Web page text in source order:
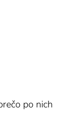
po nich